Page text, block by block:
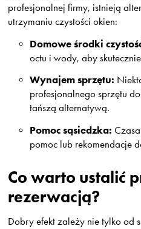
profesjonalnej firmy, istnieją
utrzymaniu czystości okien:
Domowe środki
octu i wody, aby
Wynajem sprzętu:
profesjonalnego sprzętu
tańszą alternatywą.
Pomoc sąsiedzka:
pomoc lub rekomendacje
Co warto ustalić
rezerwacją?
Dobry efekt zależy nie tylko od